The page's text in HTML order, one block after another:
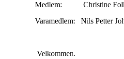
Medlem: Christine
Varamedlem: Nils Petter
Velkommen.